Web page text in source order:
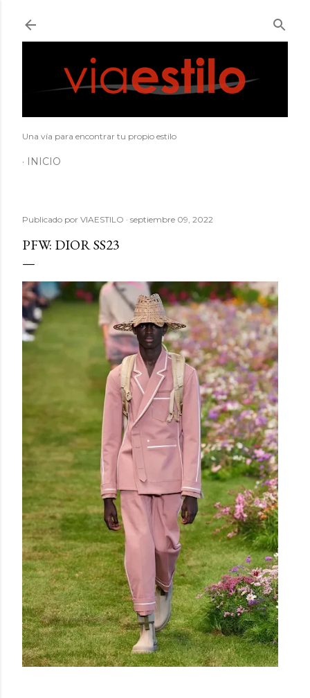
Una vía para encontrar tu propio estilo
INICIO
Publicado por VIAESTILO septiembre 09, 2022
PFW: DIOR SS23